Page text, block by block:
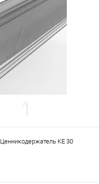
Ценникодержатель KE 30